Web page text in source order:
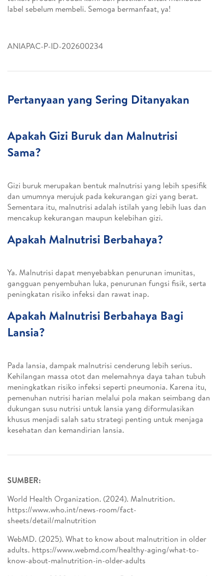
label sebelum membeli. Semoga bermanfaat, ya!
ANIAPAC-P-ID-202600234
Pertanyaan yang Sering Ditanyakan
Apakah Gizi Buruk dan Malnutrisi
Sama?
Gizi buruk merupakan bentuk malnutrisi yang lebih spesifik
dan umumnya merujuk pada kekurangan gizi yang berat.
Sementara itu, malnutrisi adalah istilah yang lebih luas dan
mencakup kekurangan maupun kelebihan gizi.
Apakah Malnutrisi Berbahaya?
Ya. Malnutrisi dapat menyebabkan penurunan imunitas,
gangguan penyembuhan luka, penurunan fungsi fisik, serta
peningkatan risiko infeksi dan rawat inap.
Apakah Malnutrisi Berbahaya Bagi
Lansia?
Pada lansia, dampak malnutrisi cenderung lebih serius.
Kehilangan massa otot dan melemahnya daya tahan tubuh
meningkatkan risiko infeksi seperti pneumonia. Karena itu,
pemenuhan nutrisi harian melalui pola makan seimbang dan
dukungan susu nutrisi untuk lansia yang diformulasikan
khusus menjadi salah satu strategi penting untuk menjaga
kesehatan dan kemandirian lansia.
SUMBER:
World Health Organization. (2024). Malnutrition.
https://www.who.int/news-room/fact-
sheets/detail/malnutrition
WebMD. (2025). What to know about malnutrition in older
adults. https://www.webmd.com/healthy-aging/what-to-
know-about-malnutrition-in-older-adults